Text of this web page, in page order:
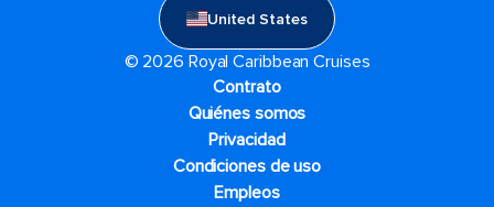
United States
© 2026 Royal Caribbean Cruises
Contrato
Quiénes somos
Privacidad
Condiciones de uso
Empleos